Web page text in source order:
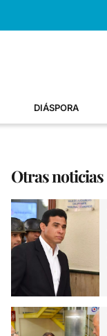
DIÁSPORA
Otras noticias